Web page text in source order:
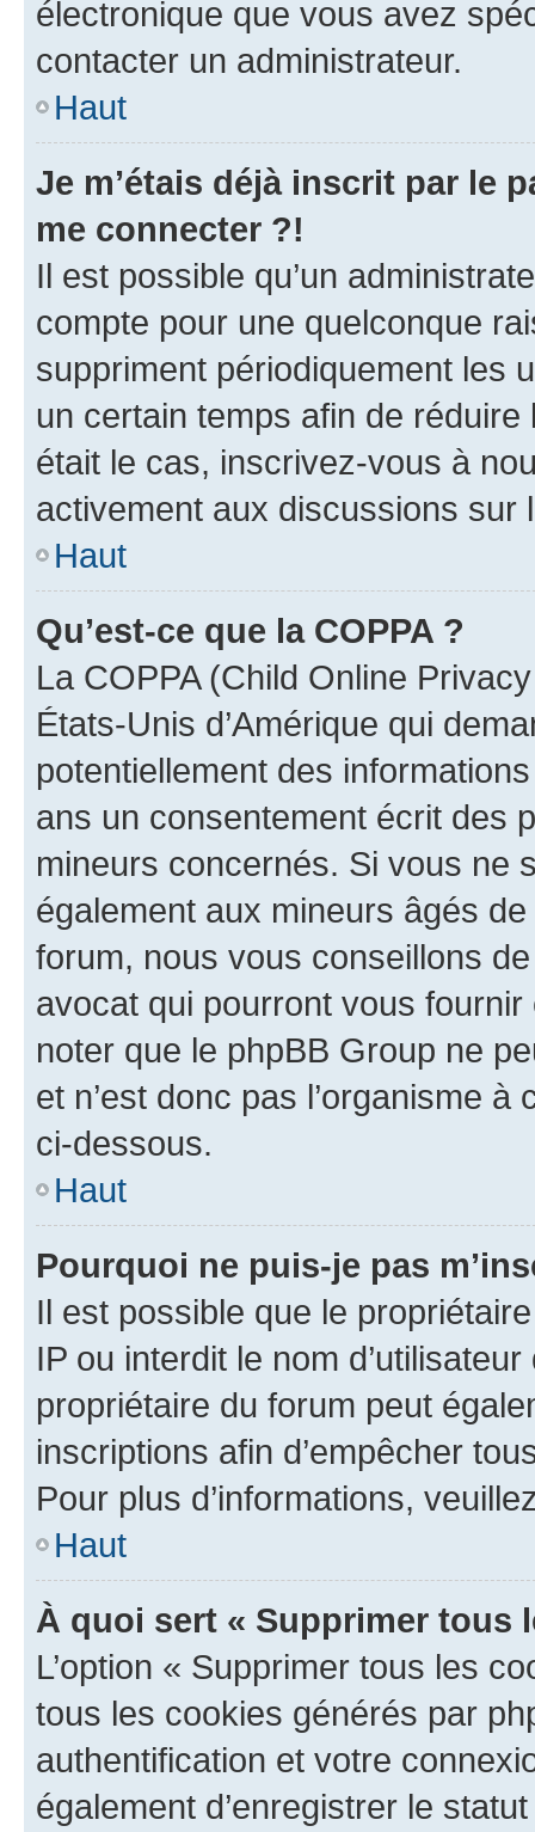
électronique que vous avez
contacter un administrateur.
Haut
Je m’étais déjà inscrit par le
me connecter ?!
Il est possible qu’un
compte pour une quelconque
suppriment périodiquement les
un certain temps afin de
était le cas, inscrivez-vous à
activement aux discussions sur
Haut
Qu’est-ce que la COPPA ?
La COPPA (Child Online
États-Unis d’Amérique qui
potentiellement des
ans un consentement écrit des
mineurs concernés. Si vous ne
également aux mineurs âgés
forum, nous vous conseillons
avocat qui pourront vous
noter que le phpBB Group ne
et n’est donc pas l’organisme
ci-dessous.
Haut
Pourquoi ne puis-je pas
Il est possible que le
IP ou interdit le nom
propriétaire du forum peut
inscriptions afin d’empêcher
Pour plus d’informations,
Haut
À quoi sert « Supprimer tous
L’option « Supprimer tous les
tous les cookies générés par
authentification et votre
également d’enregistrer le